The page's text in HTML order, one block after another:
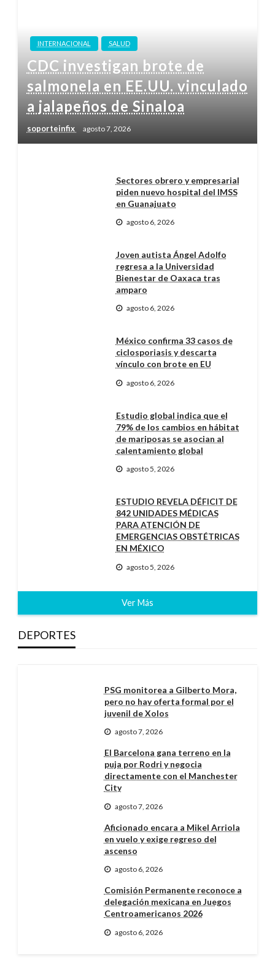
INTERNACIONAL SALUD
CDC investigan brote de
salmonela en EE.UU. vinculado
a jalapeños de Sinaloa
soporteinfix agosto 7, 2026
Sectores obrero y empresarial
piden nuevo hospital del IMSS
en Guanajuato
agosto 6, 2026
Joven autista Ángel Adolfo
regresa a la Universidad
Bienestar de Oaxaca tras
amparo
agosto 6, 2026
México confirma 33 casos de
ciclosporiasis y descarta
vínculo con brote en EU
agosto 6, 2026
Estudio global indica que el
79% de los cambios en hábitat
de mariposas se asocian al
calentamiento global
agosto 5, 2026
ESTUDIO REVELA DÉFICIT DE
842 UNIDADES MÉDICAS
PARA ATENCIÓN DE
EMERGENCIAS OBSTÉTRICAS
EN MÉXICO
agosto 5, 2026
Ver Más
DEPORTES
PSG monitorea a Gilberto Mora,
pero no hay oferta formal por el
juvenil de Xolos
agosto 7, 2026
El Barcelona gana terreno en la
puja por Rodri y negocia
directamente con el Manchester
City
agosto 7, 2026
Aficionado encara a Mikel Arriola
en vuelo y exige regreso del
ascenso
agosto 6, 2026
Comisión Permanente reconoce a
delegación mexicana en Juegos
Centroamericanos 2026
agosto 6, 2026